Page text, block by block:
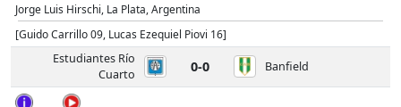
Jorge Luis Hirschi, La Plata, Argentina
[Guido Carrillo 09, Lucas Ezequiel Piovi 16]
Estudiantes Río
Cuarto
0-0 Banfield